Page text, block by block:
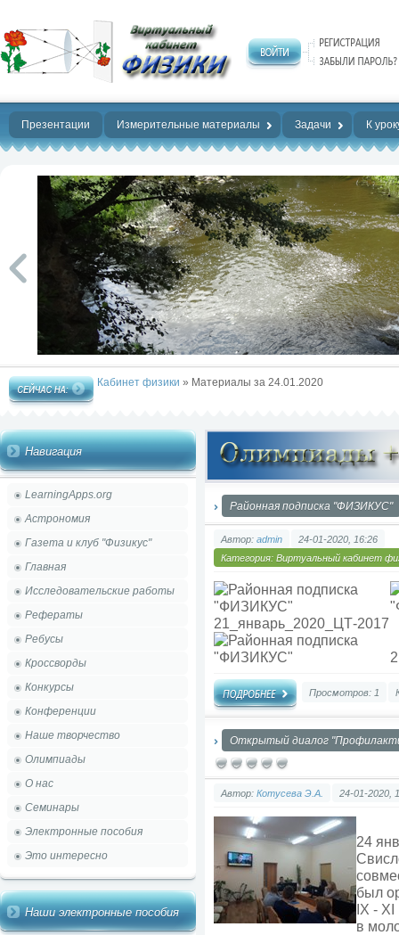
Нет предела
совершенству!
Презентации Измерительные материалы Задачи К
Кабинет физики » Материалы за 24.01.2020
Навигация
LearningApps.org
Астрономия
Газета и клуб "Физикус"
Главная
Исследовательские работы
Рефераты
Ребусы
Кроссворды
Конкурсы
Конференции
Наше творчество
Олимпиады
О нас
Семинары
Электронные пособия
Это интересно
Наши электронные пособия
Районная подписка "ФИЗИКУС"
Автор: admin
24-01-2020, 16:26
Категория: Виртуальный кабинет
21_январь_2020_ЦТ-2017
Просмотров: 1
Открытый диалог
Автор: Котусева Э.А. 24-01-2020,
24
был
IX -
в